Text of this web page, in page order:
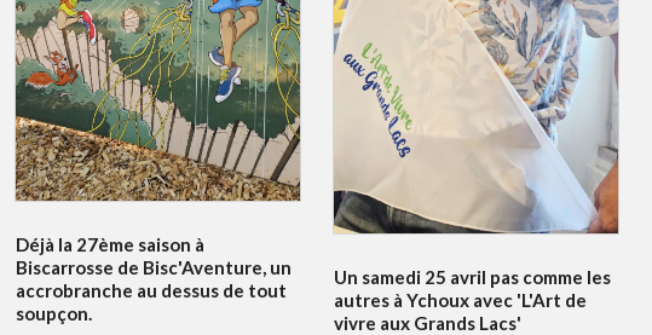
Déjà la 27ème saison à
Biscarrosse de Bisc'Aventure, un
accrobranche au dessus de tout
soupçon.
Un samedi 25 avril pas comme les
autres à Ychoux avec 'L'Art de
vivre aux Grands Lacs'